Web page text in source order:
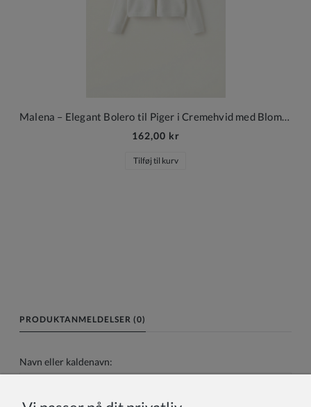
Malena – Elegant Bolero til Piger i Cremehvid med Blomsterstruktur
162,00 kr
Tilføj til kurv
PRODUKTANMELDELSER (0)
Navn eller kaldenavn: